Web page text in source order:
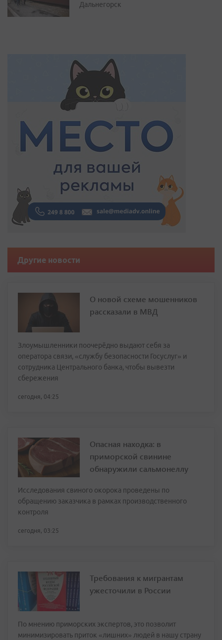
Дальнегорск
Другие новости
О новой схеме мошенников
рассказали в МВД
Злоумышленники поочерёдно выдают себя за
оператора связи, «службу безопасности Госуслуг» и
сотрудника Центрального банка, чтобы вывезти
сбережения
сегодня, 04:25
Опасная находка: в
приморской свинине
обнаружили сальмонеллу
Исследования свиного окорока проведены по
обращению заказчика в рамках производственного
контроля
сегодня, 03:25
Требования к мигрантам
ужесточили в России
По мнению приморских экспертов, это позволит
минимизировать приток «лишних» людей в нашу страну